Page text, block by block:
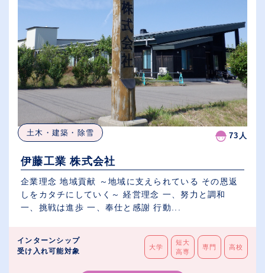
土木・建築・除雪 73人
伊藤工業 株式会社
企業理念 地域貢献 ～地域に支えられている その恩返
しをカタチにしていく～ 経営理念 一、努力と調和
一、挑戦は進歩 一、奉仕と感謝 行動...
インターンシップ
受け入れ可能対象
大学
短大
高専
専門 高校